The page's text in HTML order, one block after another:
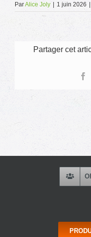
ParAlice Joly 1 juin 2026
Partager cet